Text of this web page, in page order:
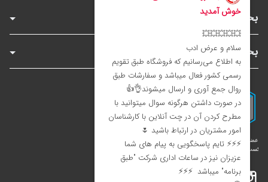
بخش‌های فروشگاه
بخش‌های سایت
اینستاگرام تلگرام